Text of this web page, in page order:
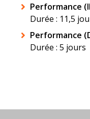
Performance
Durée : 11,5
Performance
Durée : 5 jours